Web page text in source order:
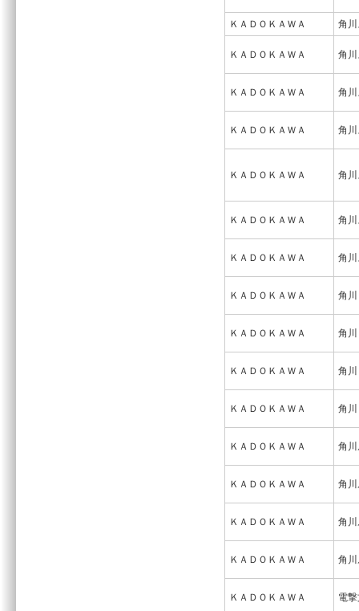
ＫＡＤＯＫＡＷＡ 角
ＫＡＤＯＫＡＷＡ 角
ＫＡＤＯＫＡＷＡ 角
ＫＡＤＯＫＡＷＡ 角
ＫＡＤＯＫＡＷＡ 角
ＫＡＤＯＫＡＷＡ 角
ＫＡＤＯＫＡＷＡ 角
ＫＡＤＯＫＡＷＡ 角
ＫＡＤＯＫＡＷＡ 角
ＫＡＤＯＫＡＷＡ 角
ＫＡＤＯＫＡＷＡ 角
ＫＡＤＯＫＡＷＡ 角
ＫＡＤＯＫＡＷＡ 角
ＫＡＤＯＫＡＷＡ 角
ＫＡＤＯＫＡＷＡ 角
ＫＡＤＯＫＡＷＡ 電